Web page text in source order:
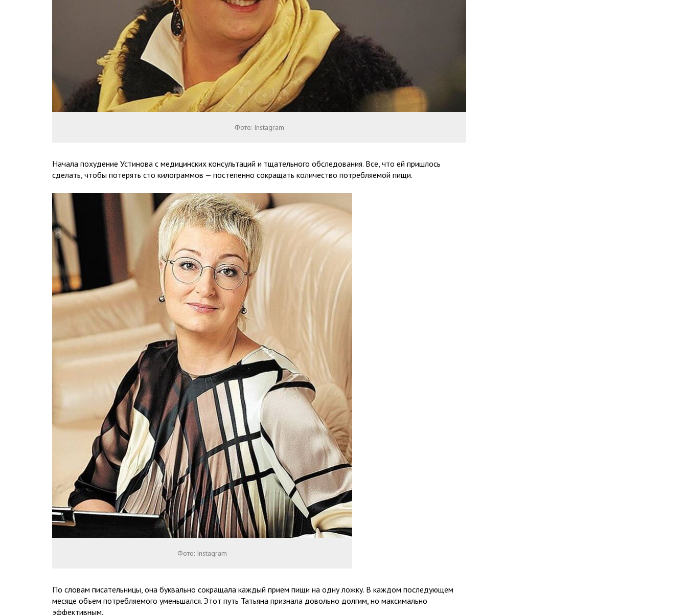
Фото: Instagram
Начала похудение Устинова с медицинских консультаций и тщательного обследования. Все, что ей пришлось
сделать, чтобы потерять сто килограммов — постепенно сокращать количество потребляемой пищи.
Фото: Instagram
По словам писательницы, она буквально сокращала каждый прием пищи на одну ложку. В каждом последующем
месяце объем потребляемого уменьшался. Этот путь Татьяна признала довольно долгим, но максимально
эффективным.